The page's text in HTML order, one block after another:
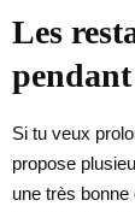
Les
Si tu veux
propose
une très